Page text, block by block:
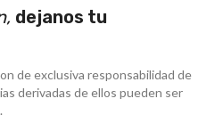
dejanos tu
de exclusiva responsabilidad de
derivadas de ellos pueden ser